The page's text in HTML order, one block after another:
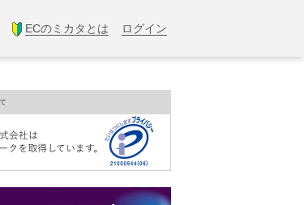
ECのミカタとは ログイン